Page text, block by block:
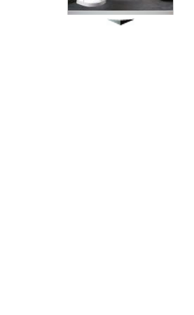
Душевая кабина Timo Armo
90x90см